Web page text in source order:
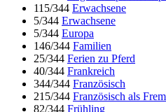
115/344 Erwachsene
5/344 Erwachsene
5/344 Europa
146/344 Familien
25/344 Ferien zu Pferd
40/344 Frankreich
344/344 Französisch
215/344 Französisch als
82/344 Frühling